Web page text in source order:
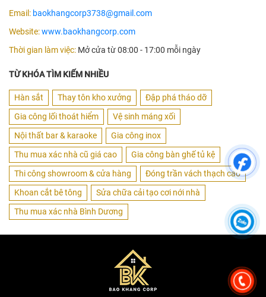
Email: baokhangcorp3738@gmail.com
Website:www.baokhangcorp.com
Thời gian làm việc: Mở cửa từ 08:00 - 17:00 mỗi ngày
TỪ KHÓA TÌM KIẾM NHIỀU
Hàn sắt Thay tôn kho xưởng
Đập phá tháo dỡ
Gia công lối thoát hiểm
Vệ sinh máng xối
Nội thất bar & karaoke
Gia công inox
Thu mua xác nhà cũ giá cao
Gia công bàn ghế tủ kệ
Thi công showroom & cửa hàng
Đóng trần vách thạch cao
Khoan cắt bê tông
Sửa chữa cải tạo cơi nới nhà
Thu mua xác nhà Bình Dương